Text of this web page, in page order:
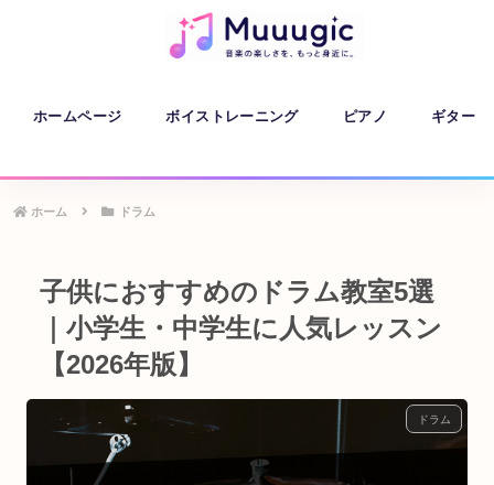
ホームページ ボイストレーニング ピアノ ギター
ホーム ドラム
子供におすすめのドラム教室5選
｜小学生・中学生に人気レッスン
【2026年版】
ドラム